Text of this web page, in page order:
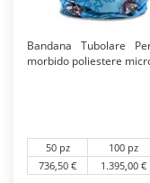
Bandana Tubolare
morbido poliestere
50 pz 100 pz
736,50 €
1.395,00 €